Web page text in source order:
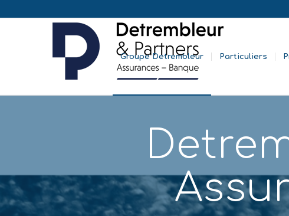
Groupe Detrembleur Particuliers